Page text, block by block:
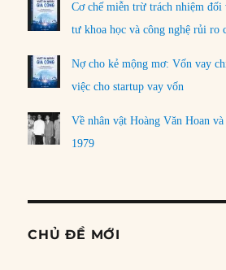
Cơ chế miễn trừ trách nhiệm đối
tư khoa học và công nghệ rủi ro
Nợ cho kẻ mộng mơ: Vốn vay
việc cho startup vay vốn
Về nhân vật Hoàng Văn Hoan
1979
CHỦ ĐỀ MỚI